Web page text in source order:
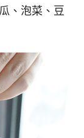
、泡菜、豆